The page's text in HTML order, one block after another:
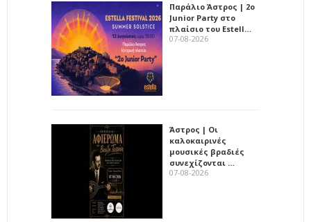
Παράλιο Άστρος | 2ο
Junior Party στο
πλαίσιο του Estell…
07-08-2026
Άστρος | Οι
καλοκαιρινές
μουσικές βραδιές
συνεχίζονται …
07-08-2026